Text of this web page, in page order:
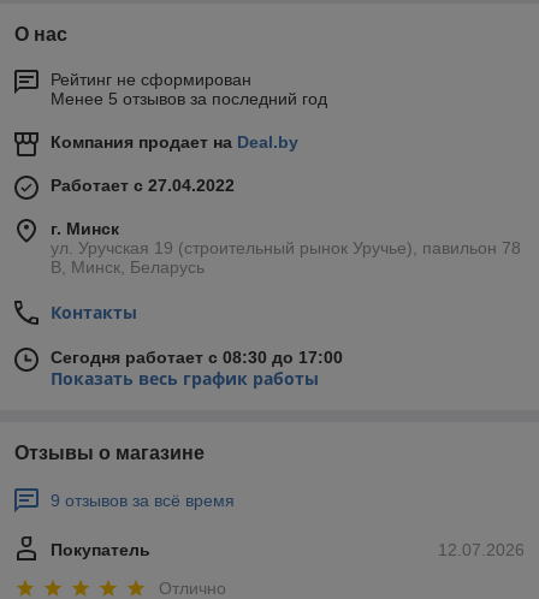
О нас
Рейтинг не сформирован
Менее 5 отзывов за последний год
Компания продает на Deal.by
Работает с 27.04.2022
г. Минск
ул. Уручская 19 (строительный рынок Уручье), павильон 78
В, Минск, Беларусь
Контакты
Сегодня работает с 08:30 до 17:00
Показать весь график работы
Отзывы о магазине
9 отзывов за всё время
12.07.2026
Покупатель
Отлично